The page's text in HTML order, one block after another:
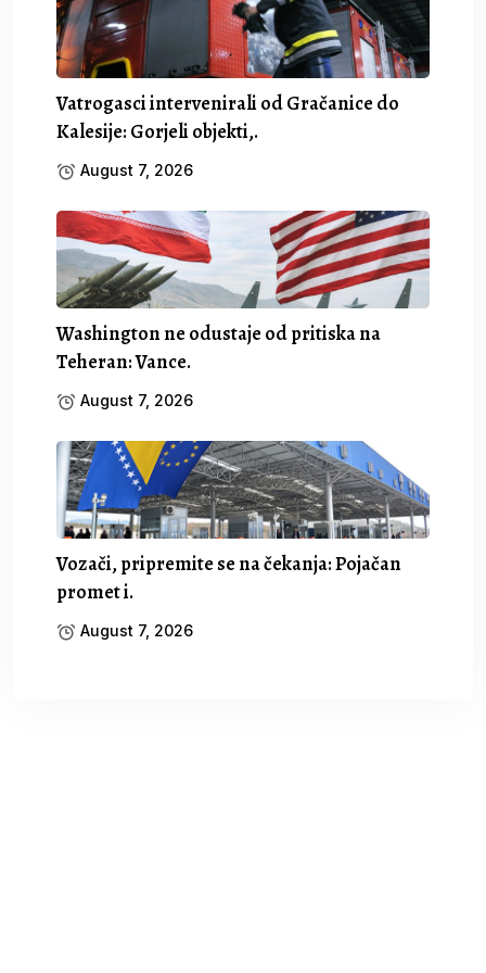
Vatrogasci intervenirali od Gračanice do
Kalesije: Gorjeli objekti,.
August 7, 2026
Washington ne odustaje od pritiska na
Teheran: Vance.
August 7, 2026
Vozači, pripremite se na čekanja: Pojačan
promet i.
August 7, 2026